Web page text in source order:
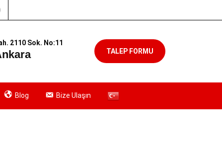
2110 Sok. No:11
TALEP FORMU
Blog Bize Ulaşın